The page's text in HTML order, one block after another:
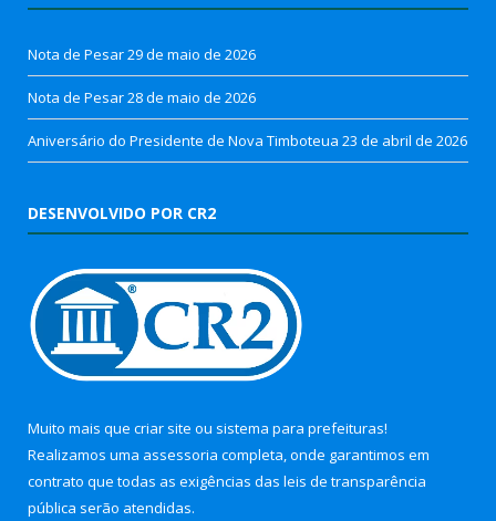
Nota de Pesar29 de maio de 2026
Nota de Pesar28 de maio de 2026
Aniversário do Presidente de Nova Timboteua 23 de abril de 2026
DESENVOLVIDO POR CR2
Muito mais que criar site ou sistema para prefeituras!
Realizamos uma assessoria completa, onde garantimos em
contrato que todas as exigências das leis de transparência
pública serão atendidas.